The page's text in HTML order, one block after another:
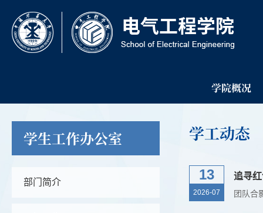
学院概况
学生工作办公室
部门简介
学工动态
13
2026-07
追寻